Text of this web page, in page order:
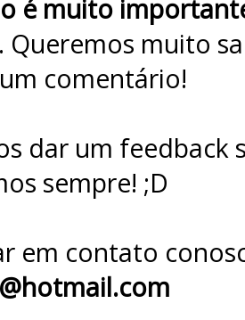
é muito
Queremos muito
comentário!
dar um
sempre! ;D
em contato